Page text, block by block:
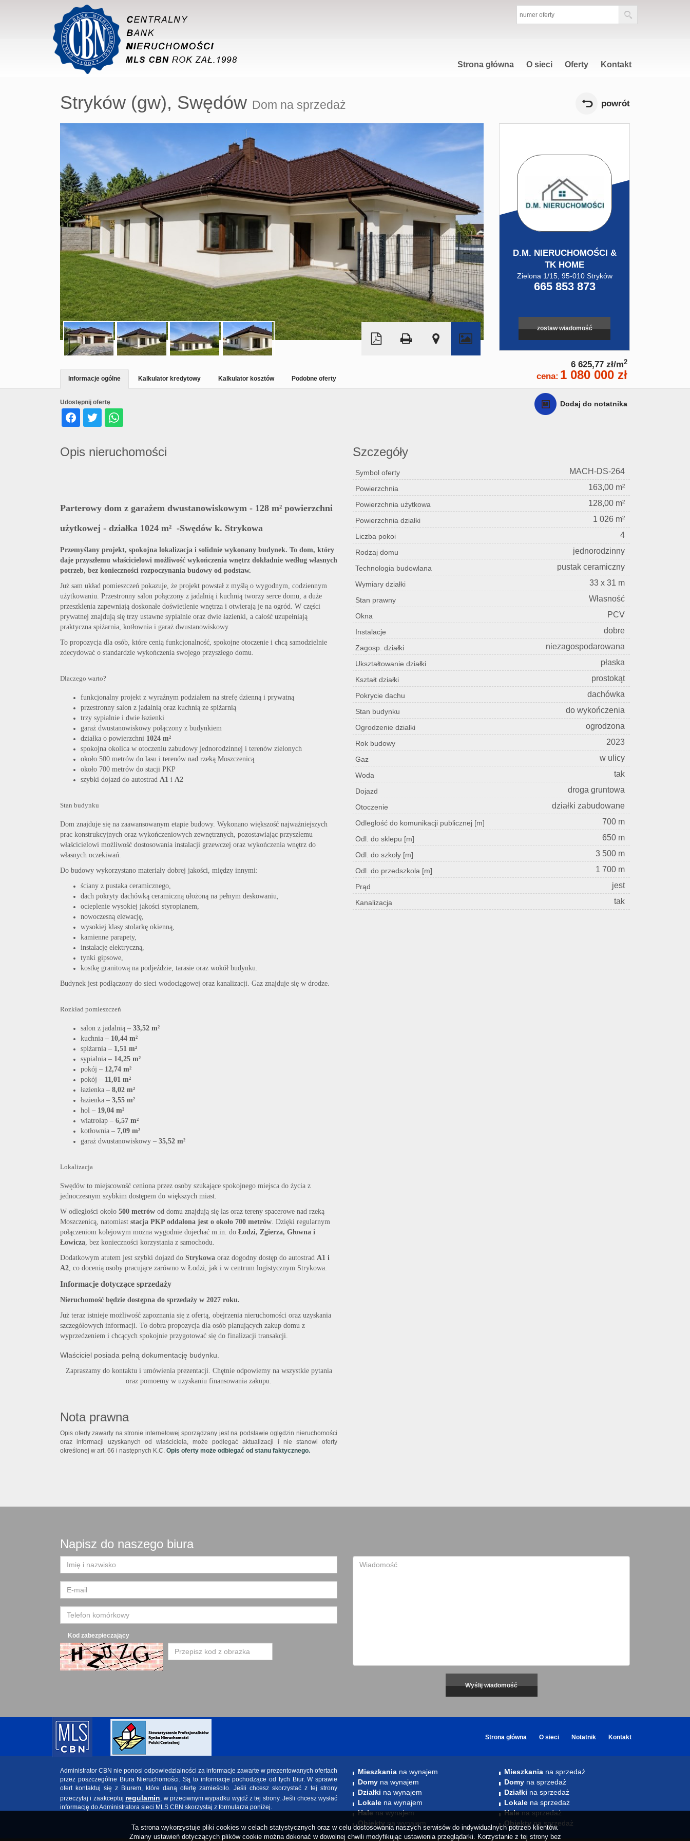
Strona główna O sieci Oferty Kontakt
Stryków (gw), Swędów Dom na sprzedaż powrót
+
©OpenStreetMap contributors
D.M. NIERUCHOMOŚCI &
TK HOME
Zielona 1/15, 95-010 Stryków
665 853 873
zostaw wiadomość
6 625,77 zł/m2
cena: 1 080 000 zł
Dodaj do notatnika
Udostępnij ofertę
Informacje ogólne Kalkulator kredytowy Kalkulator kosztów Podobne oferty
Opis nieruchomości
Parterowy dom z garażem dwustanowiskowym - 128 m² powierzchni
użytkowej - działka 1024 m² -Swędów k. Strykowa
Przemyślany projekt, spokojna lokalizacja i solidnie wykonany budynek. To dom, który
daje przyszłemu właścicielowi możliwość wykończenia wnętrz dokładnie według własnych
potrzeb, bez konieczności rozpoczynania budowy od podstaw.
Już sam układ pomieszczeń pokazuje, że projekt powstał z myślą o wygodnym, codziennym
użytkowaniu. Przestronny salon połączony z jadalnią i kuchnią tworzy serce domu, a duże
przeszklenia zapewniają doskonałe doświetlenie wnętrza i otwierają je na ogród. W części
prywatnej znajdują się trzy ustawne sypialnie oraz dwie łazienki, a całość uzupełniają
praktyczna spiżarnia, kotłownia i garaż dwustanowiskowy.
To propozycja dla osób, które cenią funkcjonalność, spokojne otoczenie i chcą samodzielnie
zdecydować o standardzie wykończenia swojego przyszłego domu.
Dlaczego warto?
funkcjonalny projekt z wyraźnym podziałem na strefę dzienną i prywatną
przestronny salon z jadalnią oraz kuchnią ze spiżarnią
trzy sypialnie i dwie łazienki
garaż dwustanowiskowy połączony z budynkiem
działka o powierzchni 1024 m²
spokojna okolica w otoczeniu zabudowy jednorodzinnej i terenów zielonych
około 500 metrów do lasu i terenów nad rzeką Moszczenicą
około 700 metrów do stacji PKP
szybki dojazd do autostrad A1 i A2
Stan budynku
Dom znajduje się na zaawansowanym etapie budowy. Wykonano większość najważniejszych
prac konstrukcyjnych oraz wykończeniowych zewnętrznych, pozostawiając przyszłemu
właścicielowi możliwość dostosowania instalacji grzewczej oraz wykończenia wnętrz do
własnych oczekiwań.
Do budowy wykorzystano materiały dobrej jakości, między innymi:
ściany z pustaka ceramicznego,
dach pokryty dachówką ceramiczną ułożoną na pełnym deskowaniu,
ocieplenie wysokiej jakości styropianem,
nowoczesną elewację,
wysokiej klasy stolarkę okienną,
kamienne parapety,
instalację elektryczną,
tynki gipsowe,
kostkę granitową na podjeździe, tarasie oraz wokół budynku.
Budynek jest podłączony do sieci wodociągowej oraz kanalizacji. Gaz znajduje się w drodze.
Rozkład pomieszczeń
salon z jadalnią – 33,52 m²
kuchnia – 10,44 m²
spiżarnia – 1,51 m²
sypialnia – 14,25 m²
pokój – 12,74 m²
pokój – 11,01 m²
łazienka – 8,02 m²
łazienka – 3,55 m²
hol – 19,04 m²
wiatrołap – 6,57 m²
kotłownia – 7,09 m²
garaż dwustanowiskowy – 35,52 m²
Lokalizacja
Swędów to miejscowość ceniona przez osoby szukające spokojnego miejsca do życia z
jednoczesnym szybkim dostępem do większych miast.
W odległości około 500 metrów od domu znajdują się las oraz tereny spacerowe nad rzeką
Moszczenicą, natomiast stacja PKP oddalona jest o około 700 metrów. Dzięki regularnym
połączeniom kolejowym można wygodnie dojechać m.in. do Łodzi, Zgierza, Głowna i
Łowicza, bez konieczności korzystania z samochodu.
Dodatkowym atutem jest szybki dojazd do Strykowa oraz dogodny dostęp do autostrad A1 i
A2, co docenią osoby pracujące zarówno w Łodzi, jak i w centrum logistycznym Strykowa.
Informacje dotyczące sprzedaży
Nieruchomość będzie dostępna do sprzedaży w 2027 roku.
Już teraz istnieje możliwość zapoznania się z ofertą, obejrzenia nieruchomości oraz uzyskania
szczegółowych informacji. To dobra propozycja dla osób planujących zakup domu z
wyprzedzeniem i chcących spokojnie przygotować się do finalizacji transakcji.
Właściciel posiada pełną dokumentację budynku.
Zapraszamy do kontaktu i umówienia prezentacji. Chętnie odpowiemy na wszystkie pytania
oraz pomoemy w uzyskaniu finansowania zakupu.
Nota prawna
Opis oferty zawarty na stronie internetowej sporządzany jest na podstawie oględzin nieruchomości
oraz informacji uzyskanych od właściciela, może podlegać aktualizacji i nie stanowi oferty
określonej w art. 66 i następnych K.C. Opis oferty może odbiegać od stanu faktycznego.
Szczegóły
Symbol oferty MACH-DS-264
Powierzchnia 163,00 m²
Powierzchnia użytkowa 128,00 m²
Powierzchnia działki 1 026 m²
Liczba pokoi 4
Rodzaj domu jednorodzinny
Technologia budowlana pustak ceramiczny
Wymiary działki 33 x 31 m
Stan prawny Własność
Okna PCV
Instalacje dobre
Zagosp. działki niezagospodarowana
Ukształtowanie działki płaska
Kształt działki prostokąt
Pokrycie dachu dachówka
Stan budynku do wykończenia
Ogrodzenie działki ogrodzona
Rok budowy 2023
Gaz w ulicy
Woda tak
Dojazd droga gruntowa
Otoczenie działki zabudowane
Odległość do komunikacji publicznej [m] 700 m
Odl. do sklepu [m] 650 m
Odl. do szkoły [m] 3 500 m
Odl. do przedszkola [m] 1 700 m
Prąd jest
Kanalizacja tak
Napisz do naszego biura
Kod zabezpieczający
Strona główna O sieci Notatnik Kontakt
Administrator CBN nie ponosi odpowiedzialności za informacje zawarte w prezentowanych ofertach
przez poszczególne Biura Nieruchomości. Są to informacje pochodzące od tych Biur. W sprawie
ofert kontaktuj się z Biurem, które daną ofertę zamieściło. Jeśli chcesz skorzystać z tej strony
przeczytaj i zaakceptuj regulamin, w przeciwnym wypadku wyjdź z tej strony. Jeśli chcesz wysłać
informację do Administratora sieci MLS CBN skorzystaj z formularza poniżej.
Mieszkania na wynajem
Domy na wynajem
Działki na wynajem
Lokale na wynajem
Halena wynajem
Obiekty na wynajem
Mieszkania na sprzedaż
Domy na sprzedaż
Działki na sprzedaż
Lokale na sprzedaż
Halena sprzedaż
Obiekty na sprzedaż
Ta strona wykorzystuje pliki cookies w celach statystycznych oraz w celu dostosowania naszych serwisów do indywidualnych potrzeb klientów.
Zmiany ustawień dotyczących plików cookie można dokonać w dowolnej chwili modyfikując ustawienia przeglądarki. Korzystanie z tej strony bez